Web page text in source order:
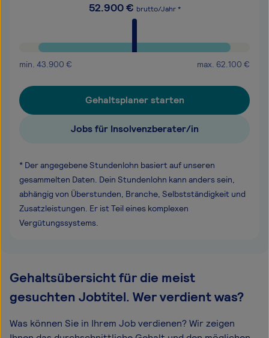
52.900€ brutto/Jahr *
min. 43.900 € max. 62.100 €
Gehaltsplaner starten
Jobs für Insolvenzberater/in
* Der angegebene Stundenlohn basiert auf unseren
gesammelten Daten. Dein Stundenlohn kann anders sein,
abhängig von Überstunden, Branche, Selbstständigkeit und
Zusatzleistungen. Er ist Teil eines komplexen
Vergütungssystems.
Gehaltsübersicht für die meist
gesuchten Jobtitel. Wer verdient was?
Was können Sie in Ihrem Job verdienen? Wir zeigen